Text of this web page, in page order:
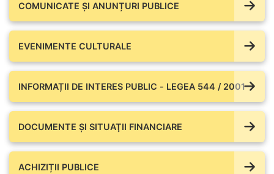
COMUNICATE ŞI ANUNȚURI PUBLICE
EVENIMENTE CULTURALE
INFORMAȚII DE INTERES PUBLIC - LEGEA 544 / 2001
DOCUMENTE ŞI SITUAŢII FINANCIARE
ACHIZIȚII PUBLICE